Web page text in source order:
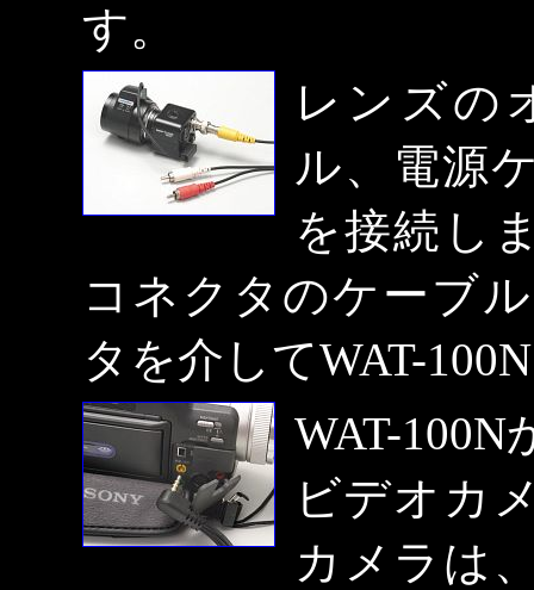
す。
レンズの
ル、電源
を接続し
コネクタのケーブ
タを介してWAT-
WAT-
ビデオカ
カメラは